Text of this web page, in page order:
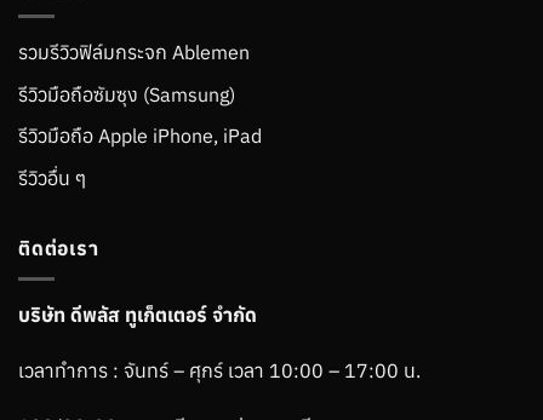
รวมรีวิวฟิล์มกระจก Ablemen
รีวิวมือถือซัมซุง (Samsung)
รีวิวมือถือ Apple iPhone, iPad
รีวิวอื่น ๆ
ติดต่อเรา
บริษัท ดีพลัส ทูเก็ตเตอร์ จำกัด
เวลาทำการ : จันทร์ – ศุกร์ เวลา 10:00 – 17:00 น.